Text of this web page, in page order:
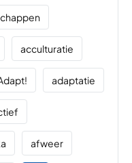
acculturatie
adaptatie
afweer